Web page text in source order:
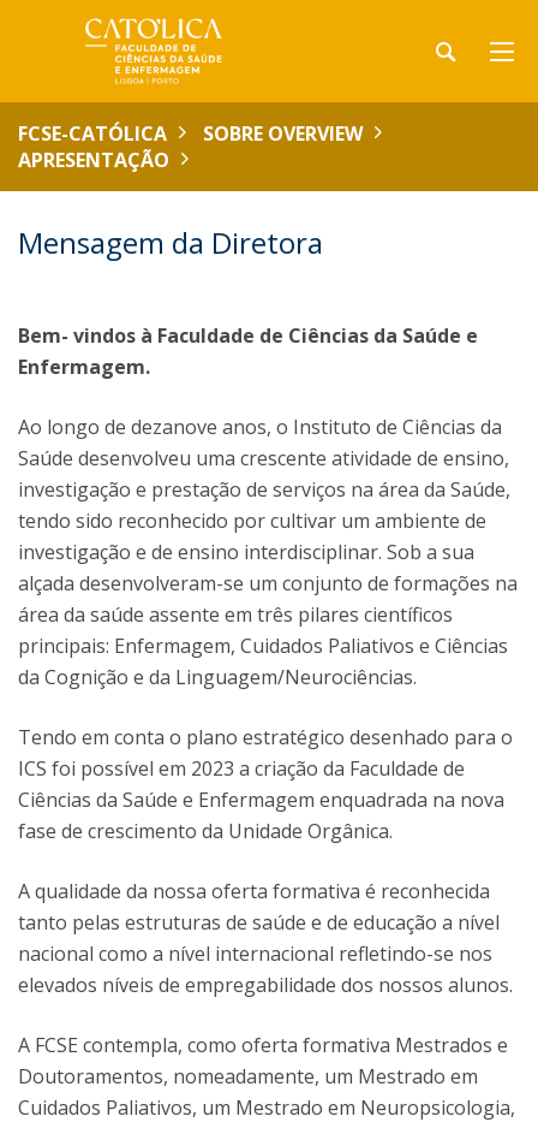
FCSE-CATÓLICA
SOBRE OVERVIEW
APRESENTAÇÃO
Mensagem da Diretora
Bem- vindos à Faculdade de Ciências da Saúde e
Enfermagem.
Ao longo de dezanove anos, o Instituto de Ciências da
Saúde desenvolveu uma crescente atividade de ensino,
investigação e prestação de serviços na área da Saúde,
tendo sido reconhecido por cultivar um ambiente de
investigação e de ensino interdisciplinar. Sob a sua
alçada desenvolveram-se um conjunto de formações na
área da saúde assente em três pilares científicos
principais: Enfermagem, Cuidados Paliativos e Ciências
da Cognição e da Linguagem/Neurociências.
Tendo em conta o plano estratégico desenhado para o
ICS foi possível em 2023 a criação da Faculdade de
Ciências da Saúde e Enfermagem enquadrada na nova
fase de crescimento da Unidade Orgânica.
A qualidade da nossa oferta formativa é reconhecida
tanto pelas estruturas de saúde e de educação a nível
nacional como a nível internacional refletindo-se nos
elevados níveis de empregabilidade dos nossos alunos.
A FCSE contempla, como oferta formativa Mestrados e
Doutoramentos, nomeadamente, um Mestrado em
Cuidados Paliativos, um Mestrado em Neuropsicologia,